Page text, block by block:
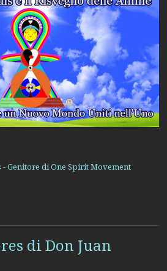
- Genitore di One Spirit Movement
di Don Juan